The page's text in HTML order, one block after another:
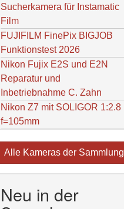
Sucherkamera für Instamatic
Film
FUJIFILM FinePix BIGJOB
Funktionstest 2026
Nikon Fujix E2S und E2N
Reparatur und
Inbetriebnahme C. Zahn
Nikon Z7 mit SOLIGOR 1:2.8
f=105mm
Alle Kameras der Sammlung
Neu in der